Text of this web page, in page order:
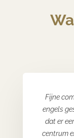
Fijne
engels
dat er
centrum